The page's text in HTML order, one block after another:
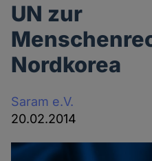
UN zur
Nordkorea
Saram e.V.
20.02.2014